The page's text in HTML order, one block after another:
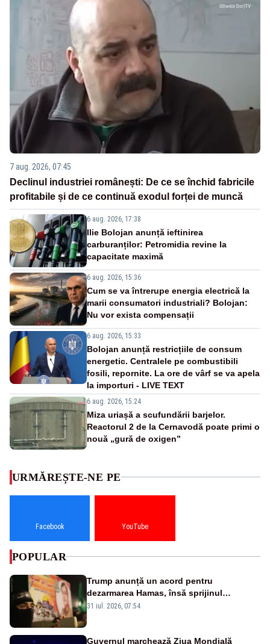
7 aug. 2026, 07:45
Declinul industriei românești: De ce se închid fabricile
profitabile și de ce continuă exodul forței de muncă
6 aug. 2026, 17:38
Ilie Bolojan anunță ieftinirea
carburanților: Petromidia revine la
capacitate maximă
6 aug. 2026, 15:36
Cum se va întrerupe energia electrică la
marii consumatori industriali? Bolojan:
Nu vor exista compensații
6 aug. 2026, 15:33
Bolojan anunță restricțiile de consum
energetic. Centralele pe combustibili
fosili, repornite. La ore de vârf se va apela
la importuri - LIVE TEXT
6 aug. 2026, 15:24
Miza uriașă a scufundării barjelor.
Reactorul 2 de la Cernavodă poate primi o
nouă „gură de oxigen”
URMĂREȘTE-NE PE
Facebook YouTube
POPULAR
Trump anunță un acord pentru
dezarmarea Hamas, însă sprijinul
Israelului rămâne incert
31 iul. 2026, 07:54
Guvernul marchează Ziua Mondială